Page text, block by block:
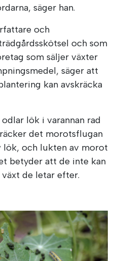
säger han.
och
och som
som säljer växter
säger att
kan avskräcka
lök i varannan rad
det morotsflugan
lök, och lukten av morot
betyder att de inte kan
de letar efter.